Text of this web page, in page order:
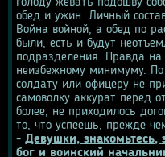
обед и ужин. Личный
Война войной, а обед по
были, есть и будут
подразделения. Правда
неизбежному минимуму.
солдату или офицеру не
самоволку аккурат перед
более, не приходилось
то, что успеешь, прежде
- Девушки, знакомьтесь,
бог и воинский